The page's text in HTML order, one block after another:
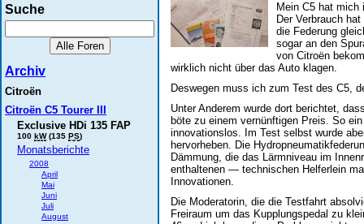
Suche
Archiv
Citroën
Citroën C5 Tourer III
Exclusive HDi 135 FAP
100 kW(135 PS)
Monatsberichte
2008
April
Mai
Juni
Juli
August
Mein C5 hat
Der Verbrauch
die Federung
sogar an den
von Citroën
wirklich nicht über das Auto klagen.
Deswegen muss ich zum Test des C5,
Unter Anderem wurde dort berichtet,
böte zu einem vernünftigen Preis. So
innovationslos. Im Test selbst wurde
hervorheben. Die
Dämmung, die das Lärmniveau im
enthaltenen — technischen Helferlein
Innovationen.
Die Moderatorin, die die Testfahrt
Freiraum um das Kupplungspedal zu